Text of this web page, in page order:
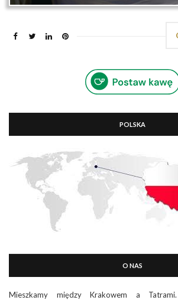
POLSKA
O NAS
Mieszkamy między Krakowem a